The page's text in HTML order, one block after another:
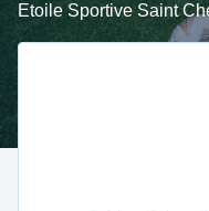
Etoile Sportive Saint